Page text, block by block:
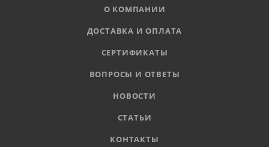
О КОМПАНИИ
ДОСТАВКА И ОПЛАТА
СЕРТИФИКАТЫ
ВОПРОСЫ И ОТВЕТЫ
НОВОСТИ
СТАТЬИ
КОНТАКТЫ